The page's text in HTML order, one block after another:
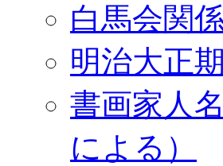
白馬会関
明治大正
書画家人
による）